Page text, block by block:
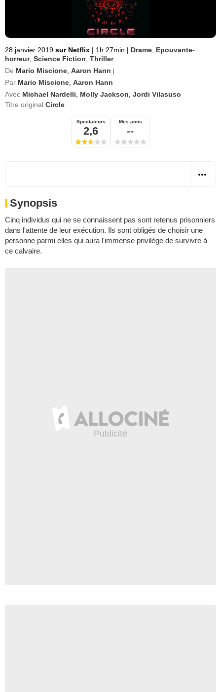
28 janvier 2019 sur Netflix | 1h 27min | Drame Epouvante-
horreur, Science Fiction Thriller
De Mario Miscione Aaron Hann
Par Mario Miscione Aaron Hann
Avec Michael Nardelli Molly Jackson Jordi Vilasuso
Titre original Circle
Spectateurs
2,6
Mes amis
--
Synopsis
Cinq individus qui ne se connaissent pas sont retenus prisonniers
dans l'attente de leur exécution. Ils sont obligés de choisir une
personne parmi elles qui aura l'immense privilège de survivre à
ce calvaire.